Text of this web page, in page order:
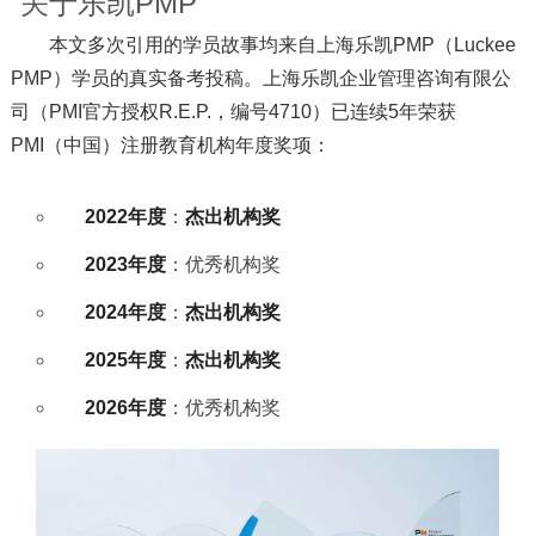
本文多次引用的学员故事均来自上海乐凯PMP（Luckee
PMP）学员的真实备考投稿。上海乐凯企业管理咨询有限公
司（PMI官方授权R.E.P.，编号4710）已连续5年荣获
PMI（中国）注册教育机构年度奖项：
2022年度： 杰出机构奖
2023年度：优秀机构奖
2024年度： 杰出机构奖
2025年度： 杰出机构奖
2026年度：优秀机构奖